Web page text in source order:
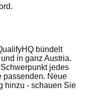
bündelt
in ganz Austria.
jedes
passenden. Neue
hinzu - schauen Sie